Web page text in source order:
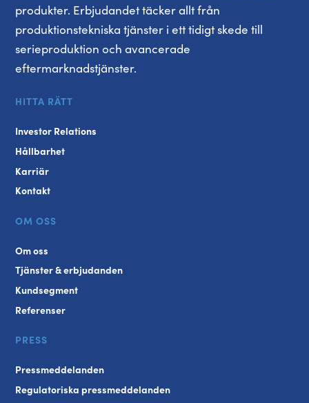
produkter. Erbjudandet täcker allt från
produktionstekniska tjänster i ett tidigt skede till
serieproduktion och avancerade
eftermarknadstjänster.
HITTA RÄTT
Investor Relations
Hållbarhet
Karriär
Kontakt
OM OSS
Om oss
Tjänster & erbjudanden
Kundsegment
Referenser
PRESS
Pressmeddelanden
Regulatoriska pressmeddelanden